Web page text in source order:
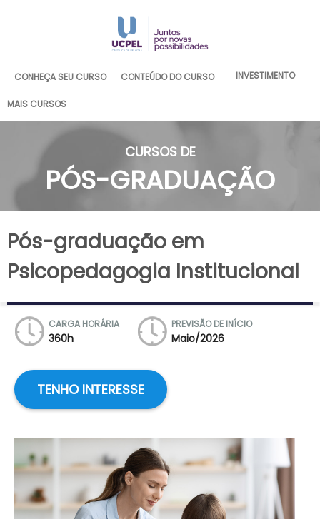
CONHEÇA SEU CURSO CONTEÚDO DO CURSO INVESTIMENTO
MAIS CURSOS
CURSOS DE
PÓS-GRADUAÇÃO
Pós-graduação em
Psicopedagogia Institucional
CARGA HORÁRIA
360h
PREVISÃO DE INÍCIO
Maio/2026
TENHO INTERESSE